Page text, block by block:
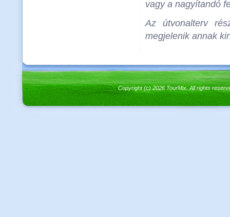
vagy a nagyítandó
Az útvonalterv
megjelenik annak
Copyright (c) 2026 TourMix. All rights